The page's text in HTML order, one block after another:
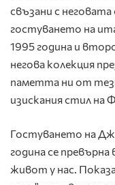
свъзани с
гостуването на
1995 година и
негова колекция
паметта ни от
изискания стил на
Гостуването на
година се
живот у нас.